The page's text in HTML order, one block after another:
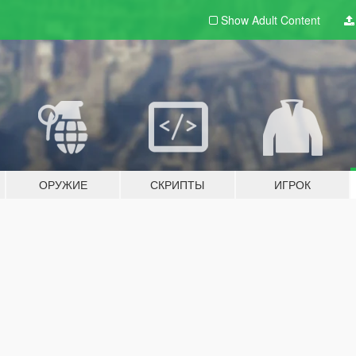
Show Adult Content
ОРУЖИЕ СКРИПТЫ ИГРОК